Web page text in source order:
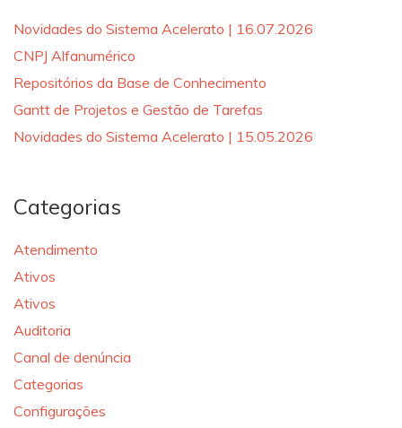
Novidades do Sistema Acelerato | 16.07.2026
CNPJ Alfanumérico
Repositórios da Base de Conhecimento
Gantt de Projetos e Gestão de Tarefas
Novidades do Sistema Acelerato | 15.05.2026
Categorias
Atendimento
Ativos
Ativos
Auditoria
Canal de denúncia
Categorias
Configurações